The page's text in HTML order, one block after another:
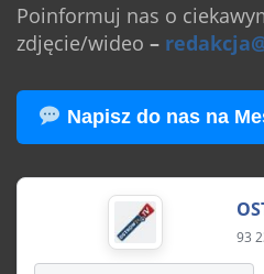
Poinformuj nas o
zdjęcie/wideo –
Napisz do nas na
93